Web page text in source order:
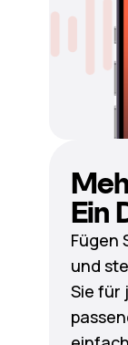
Ein
Fügen
und
Sie für